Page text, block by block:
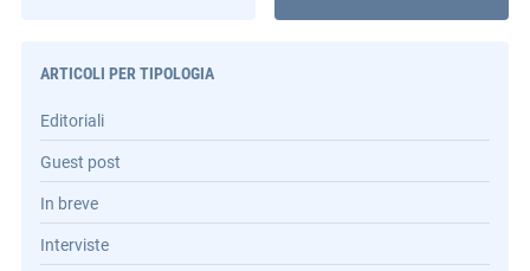
ARTICOLI PER TIPOLOGIA
Editoriali
Guest post
In breve
Interviste